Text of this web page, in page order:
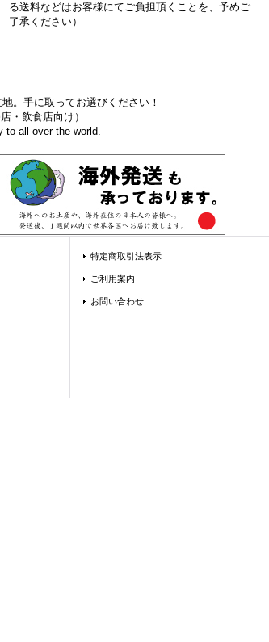
る送料などはお客様にてご負担頂くことを、予めご
了承ください）
。手に取ってお選びください！
店・飲食店向け）
to all over the world.
特定商取引法表示
ご利用案内
お問い合わせ